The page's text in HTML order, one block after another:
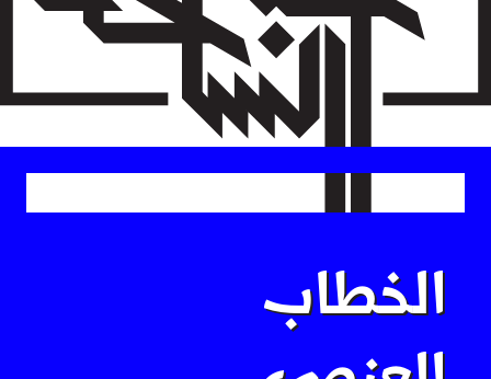
main
الخطاب